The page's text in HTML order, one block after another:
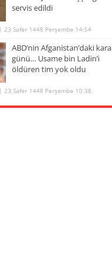
servis edildi
23 Safer 1448 Perşembe 14:54
ABD’nin Afganistan’daki kara
günü… Usame bin Ladin’i
öldüren tim yok oldu
23 Safer 1448 Perşembe 10:38